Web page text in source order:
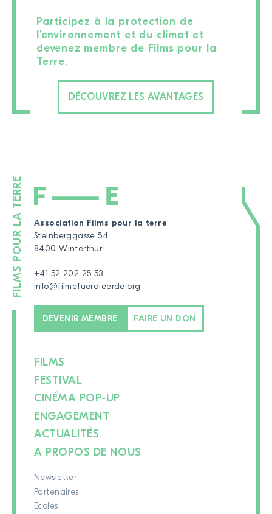
Participez à la protection de
l’environnement et du climat et
devenez membre de Films pour la
Terre.
DÉCOUVREZ LES AVANTAGES
Association Films pour la terre
Steinberggasse 54
8400 Winterthur
+41 52 202 25 53
info@filmefuerdieerde.org
DEVENIR MEMBRE FAIRE UN DON
FILMS
FESTIVAL
CINÉMA POP-UP
ENGAGEMENT
ACTUALITÉS
A PROPOS DE NOUS
Newsletter
Partenaires
Ecoles